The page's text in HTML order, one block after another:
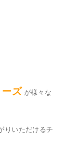
ーズ が様々な
りいただけるチ